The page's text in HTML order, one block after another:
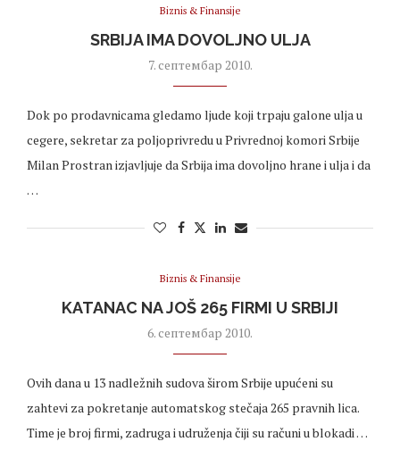
Biznis & Finansije
SRBIJA IMA DOVOLJNO ULJA
7. септембар 2010.
Dok po prodavnicama gledamo ljude koji trpaju galone ulja u
cegere, sekretar za poljoprivredu u Privrednoj komori Srbije
Milan Prostran izjavljuje da Srbija ima dovoljno hrane i ulja i da
…
Biznis & Finansije
KATANAC NA JOŠ 265 FIRMI U SRBIJI
6. септембар 2010.
Ovih dana u 13 nadležnih sudova širom Srbije upućeni su
zahtevi za pokretanje automatskog stečaja 265 pravnih lica.
Time je broj firmi, zadruga i udruženja čiji su računi u blokadi …